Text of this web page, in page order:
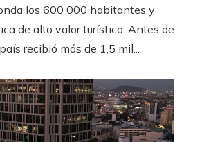
los 600 000 habitantes y
de alto valor turístico. Antes de
recibió más de 1,5 mil...